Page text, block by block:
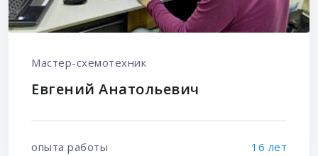
Мастер-схемотехник
Евгений Анатольевич
опыта работы 16 лет